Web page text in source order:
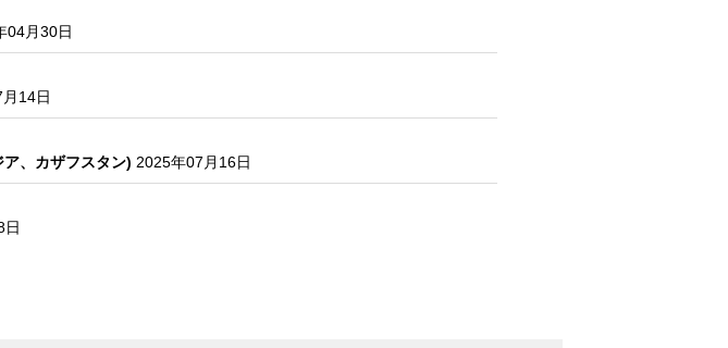
04月30日
14日
、カザフスタン) 2025年07月16日
日